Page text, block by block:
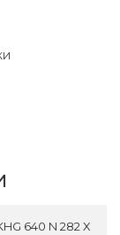
640 N 282 X